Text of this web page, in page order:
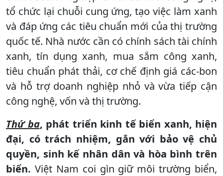
tổ chức lại chuỗi cung ứng, tạo việc làm xanh
và đáp ứng các tiêu chuẩn mới của thị trường
quốc tế. Nhà nước cần có chính sách tài chính
xanh, tín dụng xanh, mua sắm công xanh,
tiêu chuẩn phát thải, cơ chế định giá các-bon
và hỗ trợ doanh nghiệp nhỏ và vừa tiếp cận
công nghệ, vốn và thị trường.
Thứ ba, phát triển kinh tế biển xanh, hiện
đại, có trách nhiệm, gắn với bảo vệ chủ
quyền, sinh kế nhân dân và hòa bình trên
biển. Việt Nam coi gìn giữ môi trường biển,